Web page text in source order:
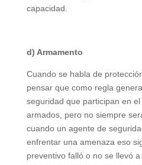
capacidad.
d) Armamento
Cuando se habla de
pensar que como regla
seguridad que participan en
armados, pero no siempre
cuando un agente de
enfrentar una amenaza eso
preventivo falló o no se llevó